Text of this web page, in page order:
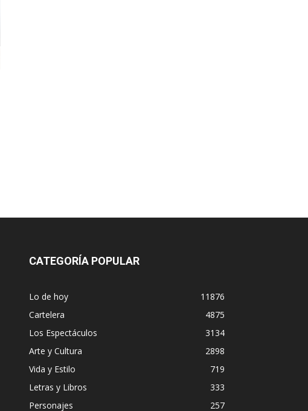
CATEGORÍA POPULAR
Lo de hoy
11876
Cartelera
4875
Los Espectáculos
3134
Arte y Cultura
2898
Vida y Estilo
719
Letras y Libros
333
Personajes
257